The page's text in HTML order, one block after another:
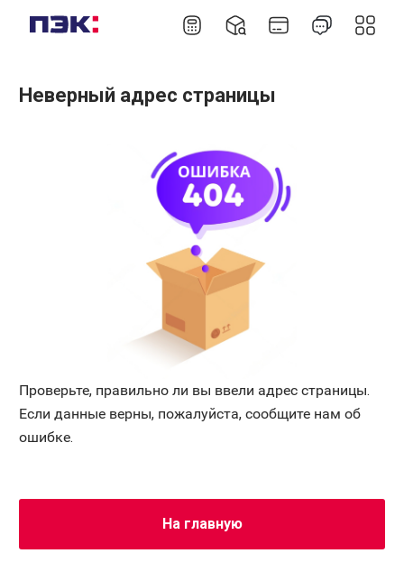
Неверный адрес страницы
Проверьте, правильно ли вы ввели адрес страницы.
Если данные верны, пожалуйста, сообщите нам об
ошибке.
На главную